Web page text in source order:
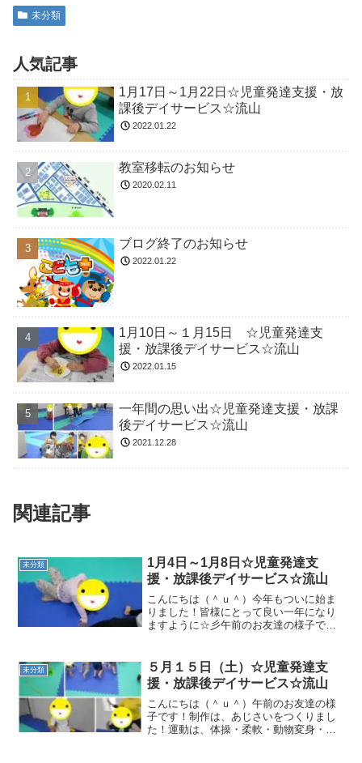
未分類
人気記事
1月17日～1月22日☆児童発達支援・放
課後デイサービス☆流山
2022.01.22
教室移転のお知らせ
2020.02.11
ブログ終了のお知らせ
2022.01.22
1月10日～１月15日 ☆児童発達支
援・放課後デイサービス☆流山
2022.01.15
一年間の思い出☆児童発達支援・放課
後デイサービス☆流山
2021.12.28
関連記事
未分類
1月4日～1月8日☆児童発達支
援・放課後デイサービス☆流山
こんにちは（＾ｕ＾）今年もついに始ま
りました！皆様にとって良い一年になり
ますように☆彡午前のお友達の様子で
のおかいもの・前転・カエルジャンプ・
跳び箱を行いました。午後の...
未分類
５月１５日（土）☆児童発達支
援・放課後デイサービス☆流山
こんにちは（＾ｕ＾）午前のお友達の様
子です！制作は、あじさいをつくりまし
た！運動は、体操・柔軟・動物変身・縄